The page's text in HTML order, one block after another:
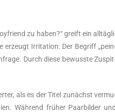
zu haben?“ greift ein
erzeugt Irri­ta­ti­on: Der Begriff
Durch die­se bewuss­te
als es der Titel zunächst
Wäh­rend frü­her Paar­bil­der und